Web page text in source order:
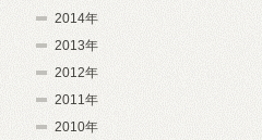
2014年
2013年
2012年
2011年
2010年